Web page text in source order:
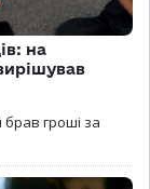
на
гроші за